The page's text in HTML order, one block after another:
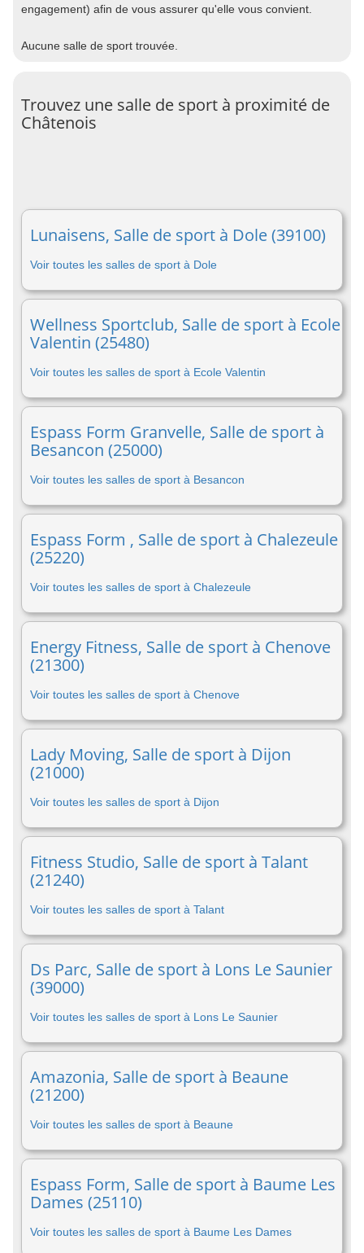
engagement) afin de vous assurer qu'elle vous convient.
Aucune salle de sport trouvée.
Trouvez une salle de sport à proximité de
Châtenois
Lunaisens, Salle de sport à Dole (39100)
Voir toutes les salles de sport à Dole
Wellness Sportclub, Salle de sport à Ecole
Valentin (25480)
Voir toutes les salles de sport à Ecole Valentin
Espass Form Granvelle, Salle de sport à
Besancon (25000)
Voir toutes les salles de sport à Besancon
Espass Form , Salle de sport à Chalezeule
(25220)
Voir toutes les salles de sport à Chalezeule
Energy Fitness, Salle de sport à Chenove
(21300)
Voir toutes les salles de sport à Chenove
Lady Moving, Salle de sport à Dijon
(21000)
Voir toutes les salles de sport à Dijon
Fitness Studio, Salle de sport à Talant
(21240)
Voir toutes les salles de sport à Talant
Ds Parc, Salle de sport à Lons Le Saunier
(39000)
Voir toutes les salles de sport à Lons Le Saunier
Amazonia, Salle de sport à Beaune
(21200)
Voir toutes les salles de sport à Beaune
Espass Form, Salle de sport à Baume Les
Dames (25110)
Voir toutes les salles de sport à Baume Les Dames